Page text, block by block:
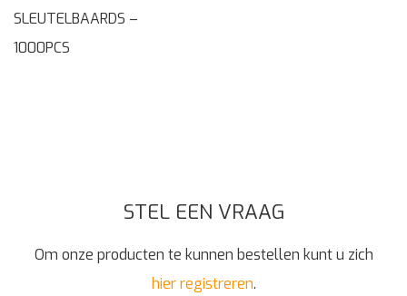
SLEUTELBAARDS –
1000PCS
STEL EEN VRAAG
Om onze producten te kunnen bestellen kunt u zich
hier registreren.